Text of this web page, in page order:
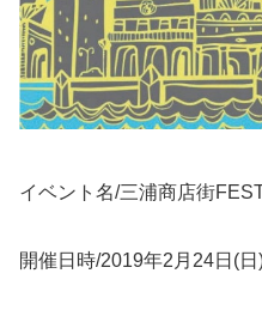
イベント名/三浦商店街
開催日時/2019年2月24日(